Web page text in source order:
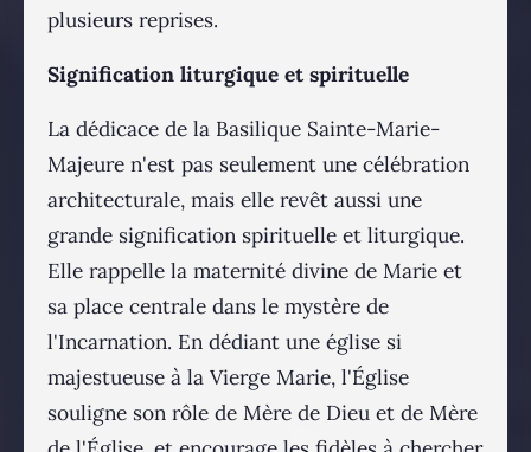
plusieurs reprises.
Signification liturgique et spirituelle
La dédicace de la Basilique Sainte-Marie-
Majeure n'est pas seulement une célébration
architecturale, mais elle revêt aussi une
grande signification spirituelle et liturgique.
Elle rappelle la maternité divine de Marie et
sa place centrale dans le mystère de
l'Incarnation. En dédiant une église si
majestueuse à la Vierge Marie, l'Église
souligne son rôle de Mère de Dieu et de Mère